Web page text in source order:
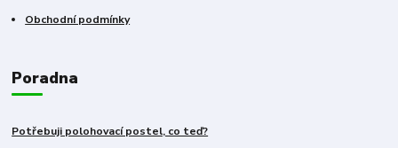
Obchodní podmínky
Poradna
Potřebuji polohovací postel, co teď?